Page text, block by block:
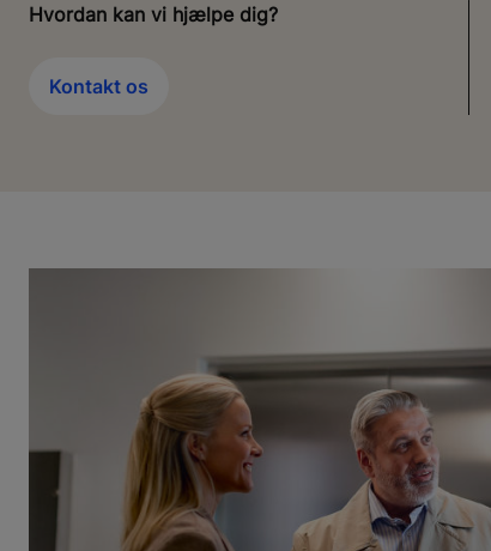
Hvordan kan vi hjælpe dig?
Kontakt os